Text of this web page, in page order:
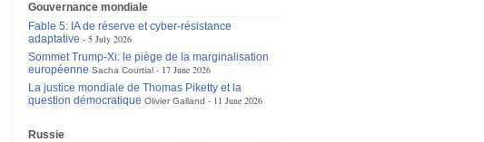
Gouvernance mondiale
Fable 5: IA de réserve et cyber-résistance
adaptative
5 July 2026
Sommet Trump-Xi: le piège de la marginalisation
européenne Sacha Courtial
17 June 2026
La justice mondiale de Thomas Piketty et la
question démocratique Olivier Galland 11 June 2026
Russie